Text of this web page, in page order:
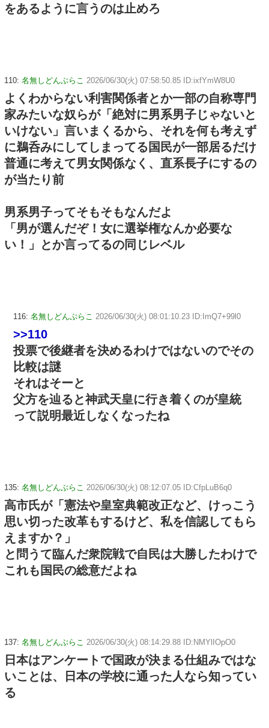
をあるように言うのは止めろ
110: 名無しどんぶらこ 2026/06/30(火) 07:58:50.85 ID:ixfYmW8U0
よくわからない利害関係者とか一部の自称専門
家みたいな奴らが「絶対に男系男子じゃないと
いけない」言いまくるから、それを何も考えず
に鵜呑みにしてしまってる国民が一部居るだけ
普通に考えて男女関係なく、直系長子にするの
が当たり前
男系男子ってそもそもなんだよ
「男が選んだぞ！女に選挙権なんか必要な
い！」とか言ってるの同じレベル
116: 名無しどんぶらこ 2026/06/30(火) 08:01:10.23 ID:ImQ7+99l0
>>110
投票で後継者を決めるわけではないのでその
比較は謎
それはそーと
父方を辿ると神武天皇に行き着くのが皇統
って説明最近しなくなったね
135: 名無しどんぶらこ 2026/06/30(火) 08:12:07.05 ID:CfpLuB6q0
高市氏が「憲法や皇室典範改正など、けっこう
思い切った改革もするけど、私を信認してもら
えますか？」
と問うて臨んだ衆院戦で自民は大勝したわけで
これも国民の総意だよね
137: 名無しどんぶらこ 2026/06/30(火) 08:14:29.88 ID:NMYlIOpO0
日本はアンケートで国政が決まる仕組みではな
いことは、日本の学校に通った人なら知ってい
る